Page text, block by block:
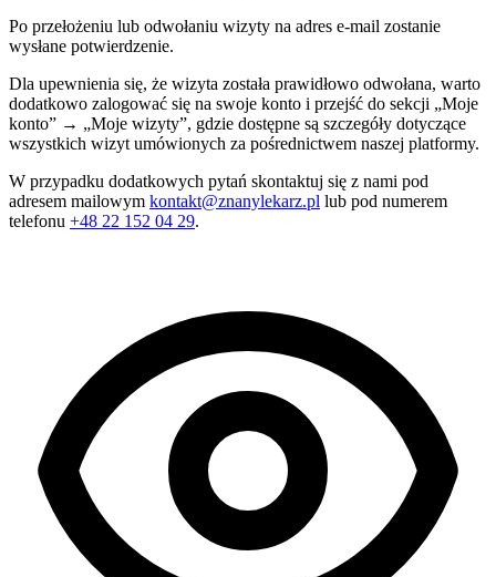
Po przełożeniu lub odwołaniu wizyty na adres e-mail zostanie
wysłane potwierdzenie.
Dla upewnienia się, że wizyta została prawidłowo odwołana, warto
dodatkowo zalogować się na swoje konto i przejść do sekcji „Moje
konto” → „Moje wizyty”, gdzie dostępne są szczegóły dotyczące
wszystkich wizyt umówionych za pośrednictwem naszej platformy.
W przypadku dodatkowych pytań skontaktuj się z nami pod
adresem mailowym kontakt@znanylekarz.pl lub pod numerem
telefonu +48 22 152 04 29.